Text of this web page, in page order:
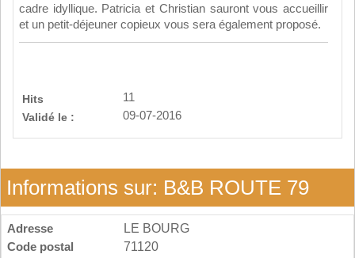
cadre idyllique. Patricia et Christian sauront vous accueillir
et un petit-déjeuner copieux vous sera également proposé.
Hits
11
Validé le :
09-07-2016
Informations sur: B&B ROUTE 79
Adresse
LE BOURG
Code postal
71120